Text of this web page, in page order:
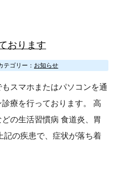
おります
テゴリー： お知らせ
スマホまたはパソコンを通
療を行っております。 高
の生活習慣病 食道炎、胃
記の疾患で、症状が落ち着